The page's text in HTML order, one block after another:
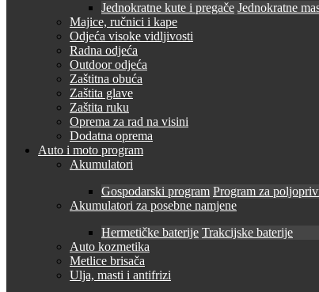
Jednokratne kute i pregače Jednokratne
Majice, ručnici i kape
Odjeća visoke vidljivosti
Radna odjeća
Outdoor odjeća
Zaštitna obuća
Zaštita glave
Zaštita ruku
Oprema za rad na visini
Dodatna oprema
Auto i moto program
Akumulatori
Gospodarski program Program za
Akumulatori za posebne namjene
Hermetičke baterije Trakcijske baterije
Auto kozmetika
Metlice brisača
Ulja, masti i antifrizi